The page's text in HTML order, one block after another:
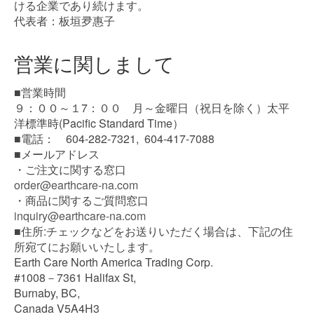
ける企業であり続けます。
代表者：板垣夛惠子
営業に関しまして
■営業時間
９：００～１7：００ 月～金曜日（祝日を除く）太平
洋標準時(Pacific Standard Time）
■電話： 604-282-7321, 604-417-7088
■メールアドレス
・ご注文に関する窓口
order@earthcare-na.com
・商品に関するご質問窓口
inquiry@earthcare-na.com
■住所:チェックなどをお送りいただく場合は、下記の住
所宛てにお願いいたします。
Earth Care North America Trading Corp.
#1008－7361 Halifax St,
Burnaby, BC,
Canada V5A4H3